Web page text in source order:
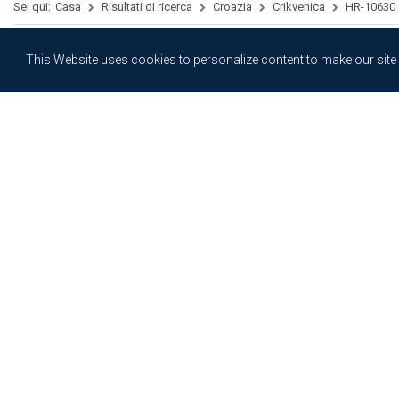
This Website uses cookies to personalize content to make our
Sei qui: Casa Risultati di ricerca Croazia Crikvenica HR-10630
SULLA STRUTTURA PREZZI E CONDIZIONI